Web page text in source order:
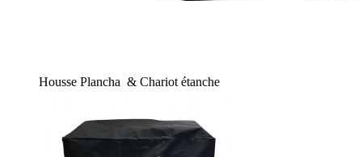
Housse Plancha & Chariot étanche